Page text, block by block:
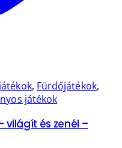
, Fürdőjátékok,
játékok
világít és zenél –